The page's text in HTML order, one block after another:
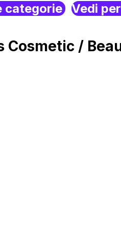
categorie Vedi
Cosmetic /